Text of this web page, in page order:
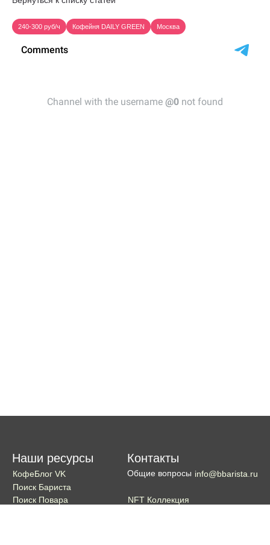
240-300 руб/ч Кофейня DAILY GREEN Москва
Наши ресурсы
КофеБлог VK
Поиск Бариста
Поиск Повара
Контакты
Общие вопросы info@bbarista.ru
NFT Коллекция